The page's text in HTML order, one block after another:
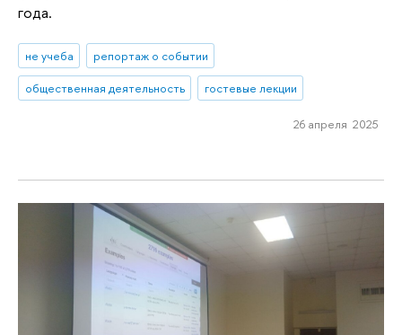
года.
не учеба
репортаж о событии
общественная деятельность
гостевые лекции
26 апреля 2025